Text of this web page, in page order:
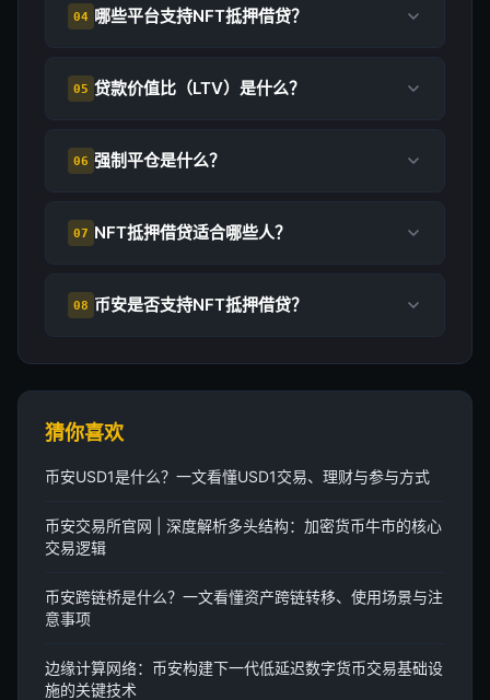
04 哪些平台支持NFT抵押借贷？
05 贷款价值比（LTV）是什么？
06 强制平仓是什么？
07 NFT抵押借贷适合哪些人？
08 币安是否支持NFT抵押借贷？
猜你喜欢
币安USD1是什么？一文看懂USD1交易、理财与参与方式
币安交易所官网 | 深度解析多头结构：加密货币牛市的核心
交易逻辑
币安跨链桥是什么？一文看懂资产跨链转移、使用场景与注
意事项
边缘计算网络：币安构建下一代低延迟数字货币交易基础设
施的关键技术